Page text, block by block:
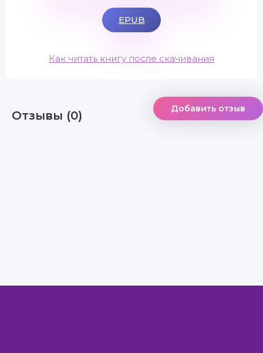
EPUB
Как читать книгу после скачивания
Отзывы (0) Добавить отзыв